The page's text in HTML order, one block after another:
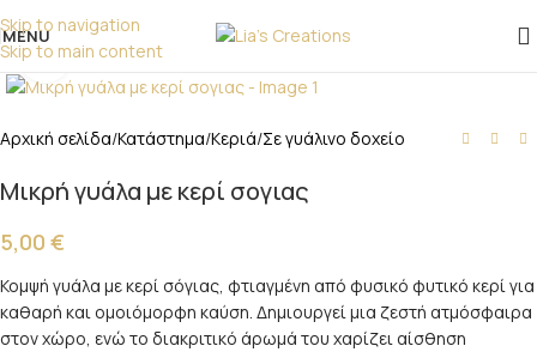
Skip to navigation
Skip to main content
επικοινωνήστε μαζί μας!
MENU
Click to enlarge
Αρχική σελίδα/Κατάστημα/Κεριά/Σε γυάλινο δοχείο
Μικρή γυάλα με κερί σογιας
5,00 €
Κομψή γυάλα με κερί σόγιας, φτιαγμένη από φυσικό φυτικό κερί για
καθαρή και ομοιόμορφη καύση. Δημιουργεί μια ζεστή ατμόσφαιρα
στον χώρο, ενώ το διακριτικό άρωμά του χαρίζει αίσθηση